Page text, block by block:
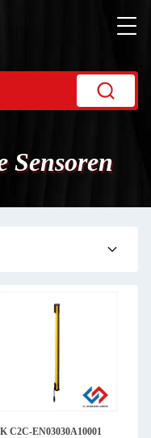
Sensoren
C2C-EN03030A10001